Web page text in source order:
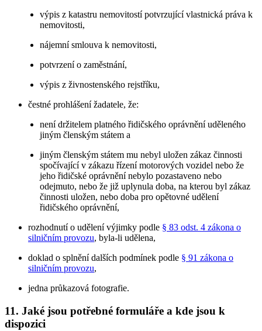
výpis z katastru nemovitostí potvrzující vlastnická práva k
nemovitosti,
nájemní smlouva k nemovitosti,
potvrzení o zaměstnání,
výpis z živnostenského rejstříku,
čestné prohlášení žadatele, že:
není držitelem platného řidičského oprávnění uděleného
jiným členským státem a
jiným členským státem mu nebyl uložen zákaz činnosti
spočívající v zákazu řízení motorových vozidel nebo že
jeho řidičské oprávnění nebylo pozastaveno nebo
odejmuto, nebo že již uplynula doba, na kterou byl zákaz
činnosti uložen, nebo doba pro opětovné udělení
řidičského oprávnění,
rozhodnutí o udělení výjimky podle § 83 odst. 4 zákona o
silničním provozu, byla-li udělena,
doklad o splnění dalších podmínek podle § 91 zákona o
silničním provozu,
jedna průkazová fotografie.
11. Jaké jsou potřebné formuláře a kde jsou k
dispozici